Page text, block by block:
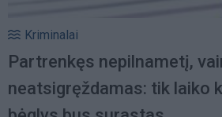
Kriminalai
Partrenkęs nepilnametį,
neatsigręždamas: tik laiko